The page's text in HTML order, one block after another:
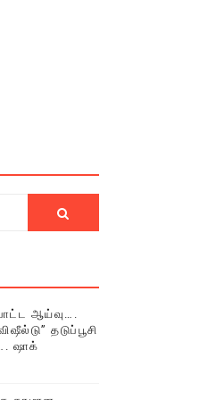
ஆய்வு….
தடுப்பூசி
ஷாக்